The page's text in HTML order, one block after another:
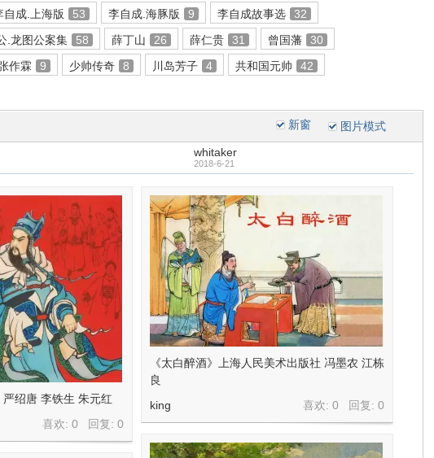
自成.上海版 53 李自成.海豚版 9 李自成故事选
32
.龙图公案集 58 薛丁山 26 薛仁贵 31 曾国藩
30
作霖 9 少帅传奇 8 川岛芳子 4 共和国元帅
42
新窗 图片模式
whitaker
2018-6-21
绍唐 李铁生 朱元红
喜欢: 0 回复:0
《太白醉酒》上海人民美术出版社 冯墨农 江栋
良
喜欢: 0 回复:0
king